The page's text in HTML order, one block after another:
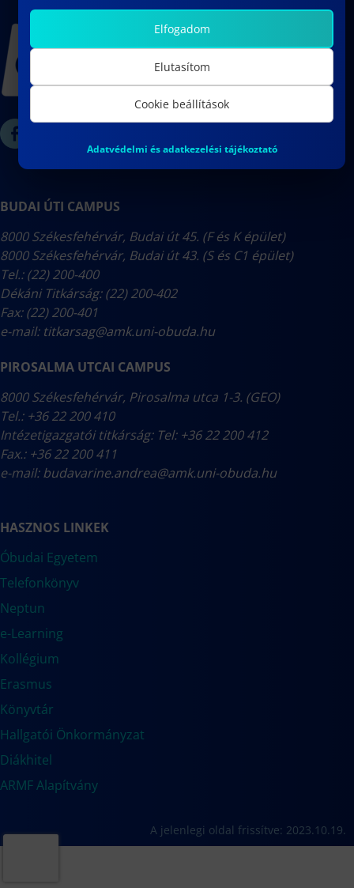
BUDAI ÚTI CAMPUS
8000 Székesfehérvár, Budai út 45. (F és K épület)
8000 Székesfehérvár, Budai út 43. (S és C1 épület)
Tel.: (22) 200-400
Dékáni Titkárság: (22) 200-402
Fax: (22) 200-401
e-mail: titkarsag@amk.uni-obuda.hu
PIROSALMA UTCAI CAMPUS
8000 Székesfehérvár, Pirosalma utca 1-3. (GEO)
Tel.: +36 22 200 410
Intézetigazgatói titkárság: Tel: +36 22 200 412
Fax.: +36 22 200 411
e-mail:budavarine.andrea@amk.uni-obuda.hu
HASZNOS LINKEK
Óbudai Egyetem
Telefonkönyv
Neptun
e-Learning
Kollégium
Erasmus
Könyvtár
Hallgatói Önkormányzat
Diákhitel
ARMF Alapítvány
Elfogadom
Elutasítom
Cookie beállítások
Adatvédelmi és adatkezelési tájékoztató
A jelenlegi oldal frissítve: 2023.10.19.